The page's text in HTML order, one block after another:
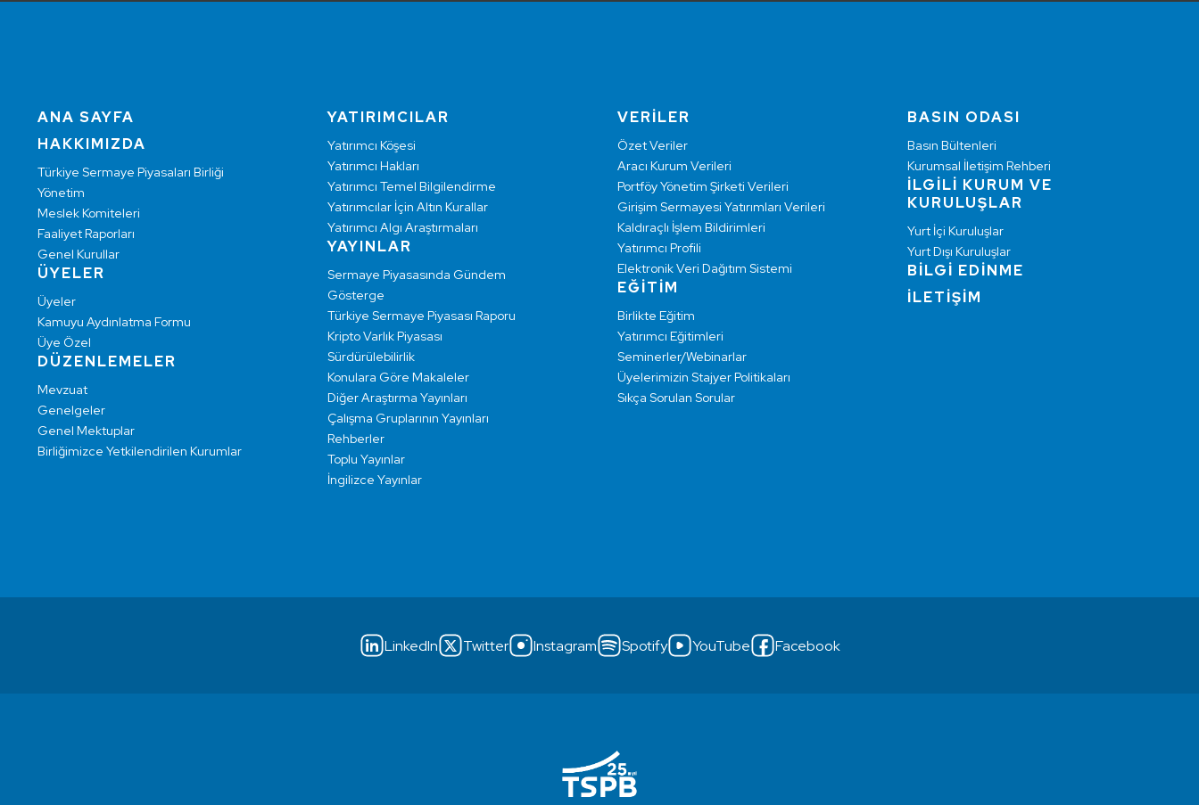
ANA SAYFA
HAKKIMIZDA
Türkiye Sermaye Piyasaları Birliği
Yönetim
Meslek Komiteleri
Faaliyet Raporları
Genel Kurullar
ÜYELER
Üyeler
Kamuyu Aydınlatma Formu
Üye Özel
DÜZENLEMELER
Mevzuat
Genelgeler
Genel Mektuplar
Birliğimizce Yetkilendirilen Kurumlar
YATIRIMCILAR
Yatırımcı Köşesi
Yatırımcı Hakları
Yatırımcı Temel Bilgilendirme
Yatırımcılar İçin Altın Kurallar
Yatırımcı Algı Araştırmaları
YAYINLAR
Sermaye Piyasasında Gündem
Gösterge
Türkiye Sermaye Piyasası Raporu
Kripto Varlık Piyasası
Sürdürülebilirlik
Konulara Göre Makaleler
Diğer Araştırma Yayınları
Çalışma Gruplarının Yayınları
Rehberler
Toplu Yayınlar
İngilizce Yayınlar
VERİLER
Özet Veriler
Aracı Kurum Verileri
Portföy Yönetim Şirketi Verileri
Girişim Sermayesi Yatırımları Verileri
Kaldıraçlı İşlem Bildirimleri
Yatırımcı Profili
Elektronik Veri Dağıtım Sistemi
EĞİTİM
Birlikte Eğitim
Yatırımcı Eğitimleri
Seminerler/Webinarlar
Üyelerimizin Stajyer Politikaları
Sıkça Sorulan Sorular
BASIN ODASI
Basın Bültenleri
Kurumsal İletişim Rehberi
İLGİLİ KURUM VE
KURULUŞLAR
Yurt İçi Kuruluşlar
Yurt Dışı Kuruluşlar
BİLGİ EDİNME
İLETİŞİM
LinkedIn Twitter Instagram Spotify YouTube Facebook